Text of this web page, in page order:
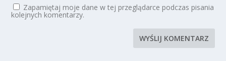
Zapamiętaj moje dane w tej przeglądarce podczas pisania
kolejnych komentarzy.